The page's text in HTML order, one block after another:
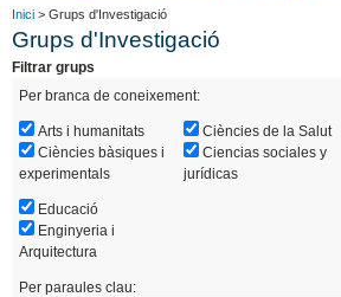
Inici > Grups d'Investigació
Grups d'Investigació
Filtrar grups
Per branca de coneixement:
Arts i humanitats
Ciències bàsiques i
experimentals
Ciències de la Salut
Ciencias sociales y
jurídicas
Educació
Enginyeria i
Arquitectura
Per paraules clau: